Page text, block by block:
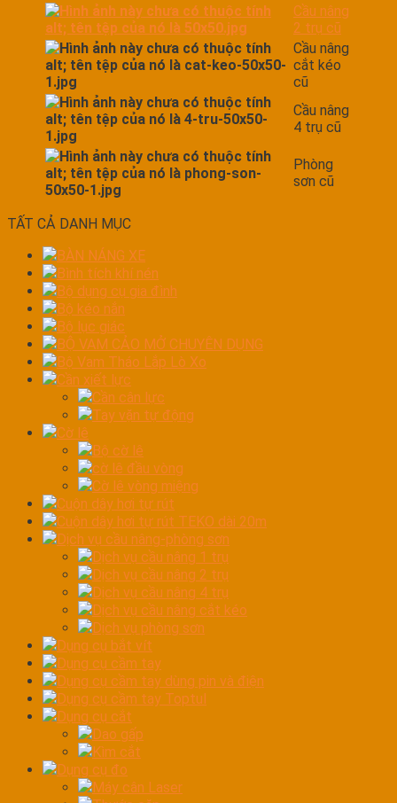
Cầu nâng
2 trụ cũ
Cầu nâng
cắt kéo
cũ
Cầu nâng
4 trụ cũ
Phòng
sơn cũ
TẤT CẢ DANH MỤC
BÀN NÁNG XE
Bình tích khí nén
Bộ dụng cụ gia đình
Bộ kéo nắn
Bộ lục giác
BỘ VAM CẢO MỞ CHUYÊN DỤNG
Bộ Vam Tháo Lắp Lò Xo
Cần xiết lực
Cần cân lực
Tay vặn tự động
Cờ lê
Bộ cờ lê
cờ lê đầu vòng
Cờ lê vòng miệng
Cuộn dây hơi tự rút
Cuộn dây hơi tự rút TEKO dài 20m
Dịch vụ cầu nâng-phòng sơn
Dịch vụ cầu nâng 1 trụ
Dịch vụ cầu nâng 2 trụ
Dịch vụ cầu nâng 4 trụ
Dịch vụ cầu nâng cắt kéo
Dịch vụ phòng sơn
Dụng cụ bắt vít
Dụng cụ cầm tay
Dụng cụ cầm tay dùng pin và điện
Dụng cụ cầm tay Toptul
Dụng cụ cắt
Dao gấp
Kìm cắt
Dụng cụ đo
Máy cân Laser